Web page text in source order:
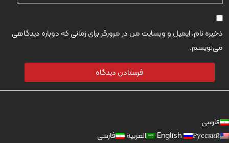
ذخیره نام، ایمیل و وبسایت من در مرورگر برای زمانی که دوباره دیدگاهی
می‌نویسم.
فارسی
English
Русский العربية فارسی